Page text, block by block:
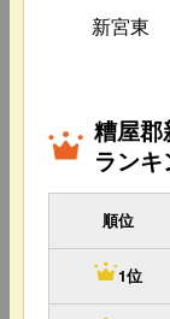
新宮東
糟屋
ラン
順位
1位